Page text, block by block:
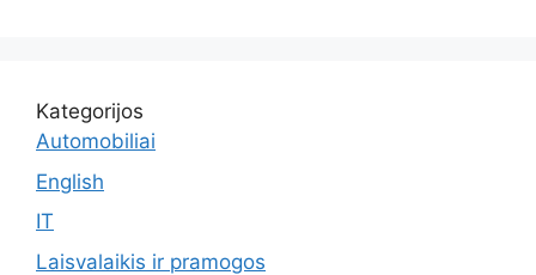
Kategorijos
Automobiliai
English
IT
Laisvalaikis ir pramogos